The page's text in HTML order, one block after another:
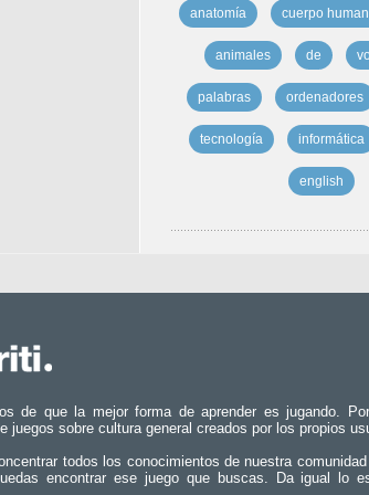
anatomía cuerpo
animales de
palabras ordenadores
tecnología informática
english
de que la mejor forma de aprender es jugando.
juegos sobre cultura general creados por los propios
todos los conocimientos de nuestra
encontrar ese juego que buscas. Da igual lo